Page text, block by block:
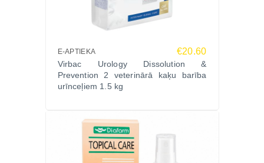
E-APTIEKA €20.60
Virbac Urology Dissolution &
Prevention 2 veterinārā kaķu barība
urīnceļiem 1.5 kg